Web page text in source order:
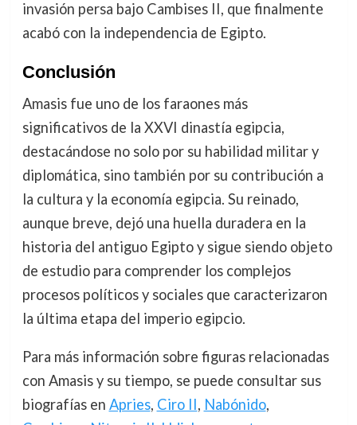
invasión persa bajo Cambises II, que finalmente
acabó con la independencia de Egipto.
Conclusión
Amasis fue uno de los faraones más
significativos de la XXVI dinastía egipcia,
destacándose no solo por su habilidad militar y
diplomática, sino también por su contribución a
la cultura y la economía egipcia. Su reinado,
aunque breve, dejó una huella duradera en la
historia del antiguo Egipto y sigue siendo objeto
de estudio para comprender los complejos
procesos políticos y sociales que caracterizaron
la última etapa del imperio egipcio.
Para más información sobre figuras relacionadas
con Amasis y su tiempo, se puede consultar sus
biografías en Apries, Ciro II, Nabónido,